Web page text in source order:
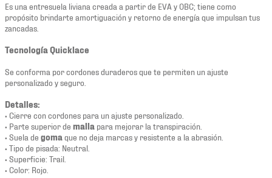
Es una entresuela liviana creada a partir de EVA y OBC; tiene como
propósito brindarte amortiguación y retorno de energía que impulsan tus
zancadas.
Tecnología Quicklace
Se conforma por cordones duraderos que te permiten un ajuste
personalizado y seguro.
Detalles:
• Cierre con cordones para un ajuste personalizado.
• Parte superior de malla para mejorar la transpiración.
• Suela de goma que no deja marcas y resistente a la abrasión.
• Tipo de pisada: Neutral.
• Superficie: Trail.
• Color: Rojo.